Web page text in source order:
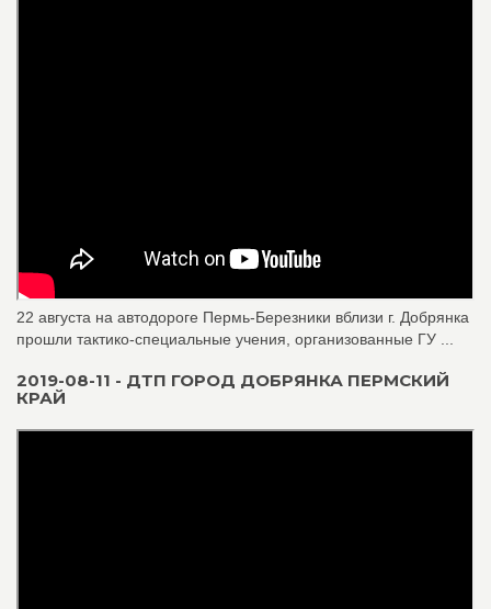
22 августа на автодороге Пермь-Березники вблизи г. Добрянка
прошли тактико-специальные учения, организованные ГУ ...
2019-08-11 - ДТП ГОРОД ДОБРЯНКА ПЕРМСКИЙ
КРАЙ